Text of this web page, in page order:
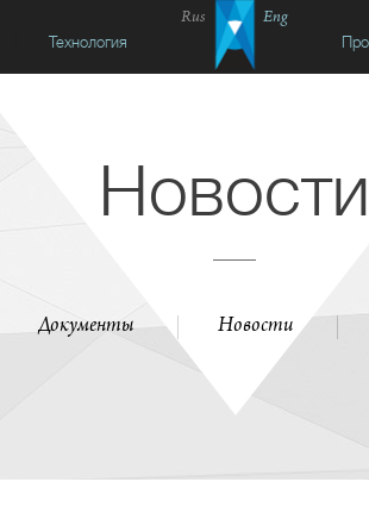
Rus
Eng
Технология
Новости
Документы Новости